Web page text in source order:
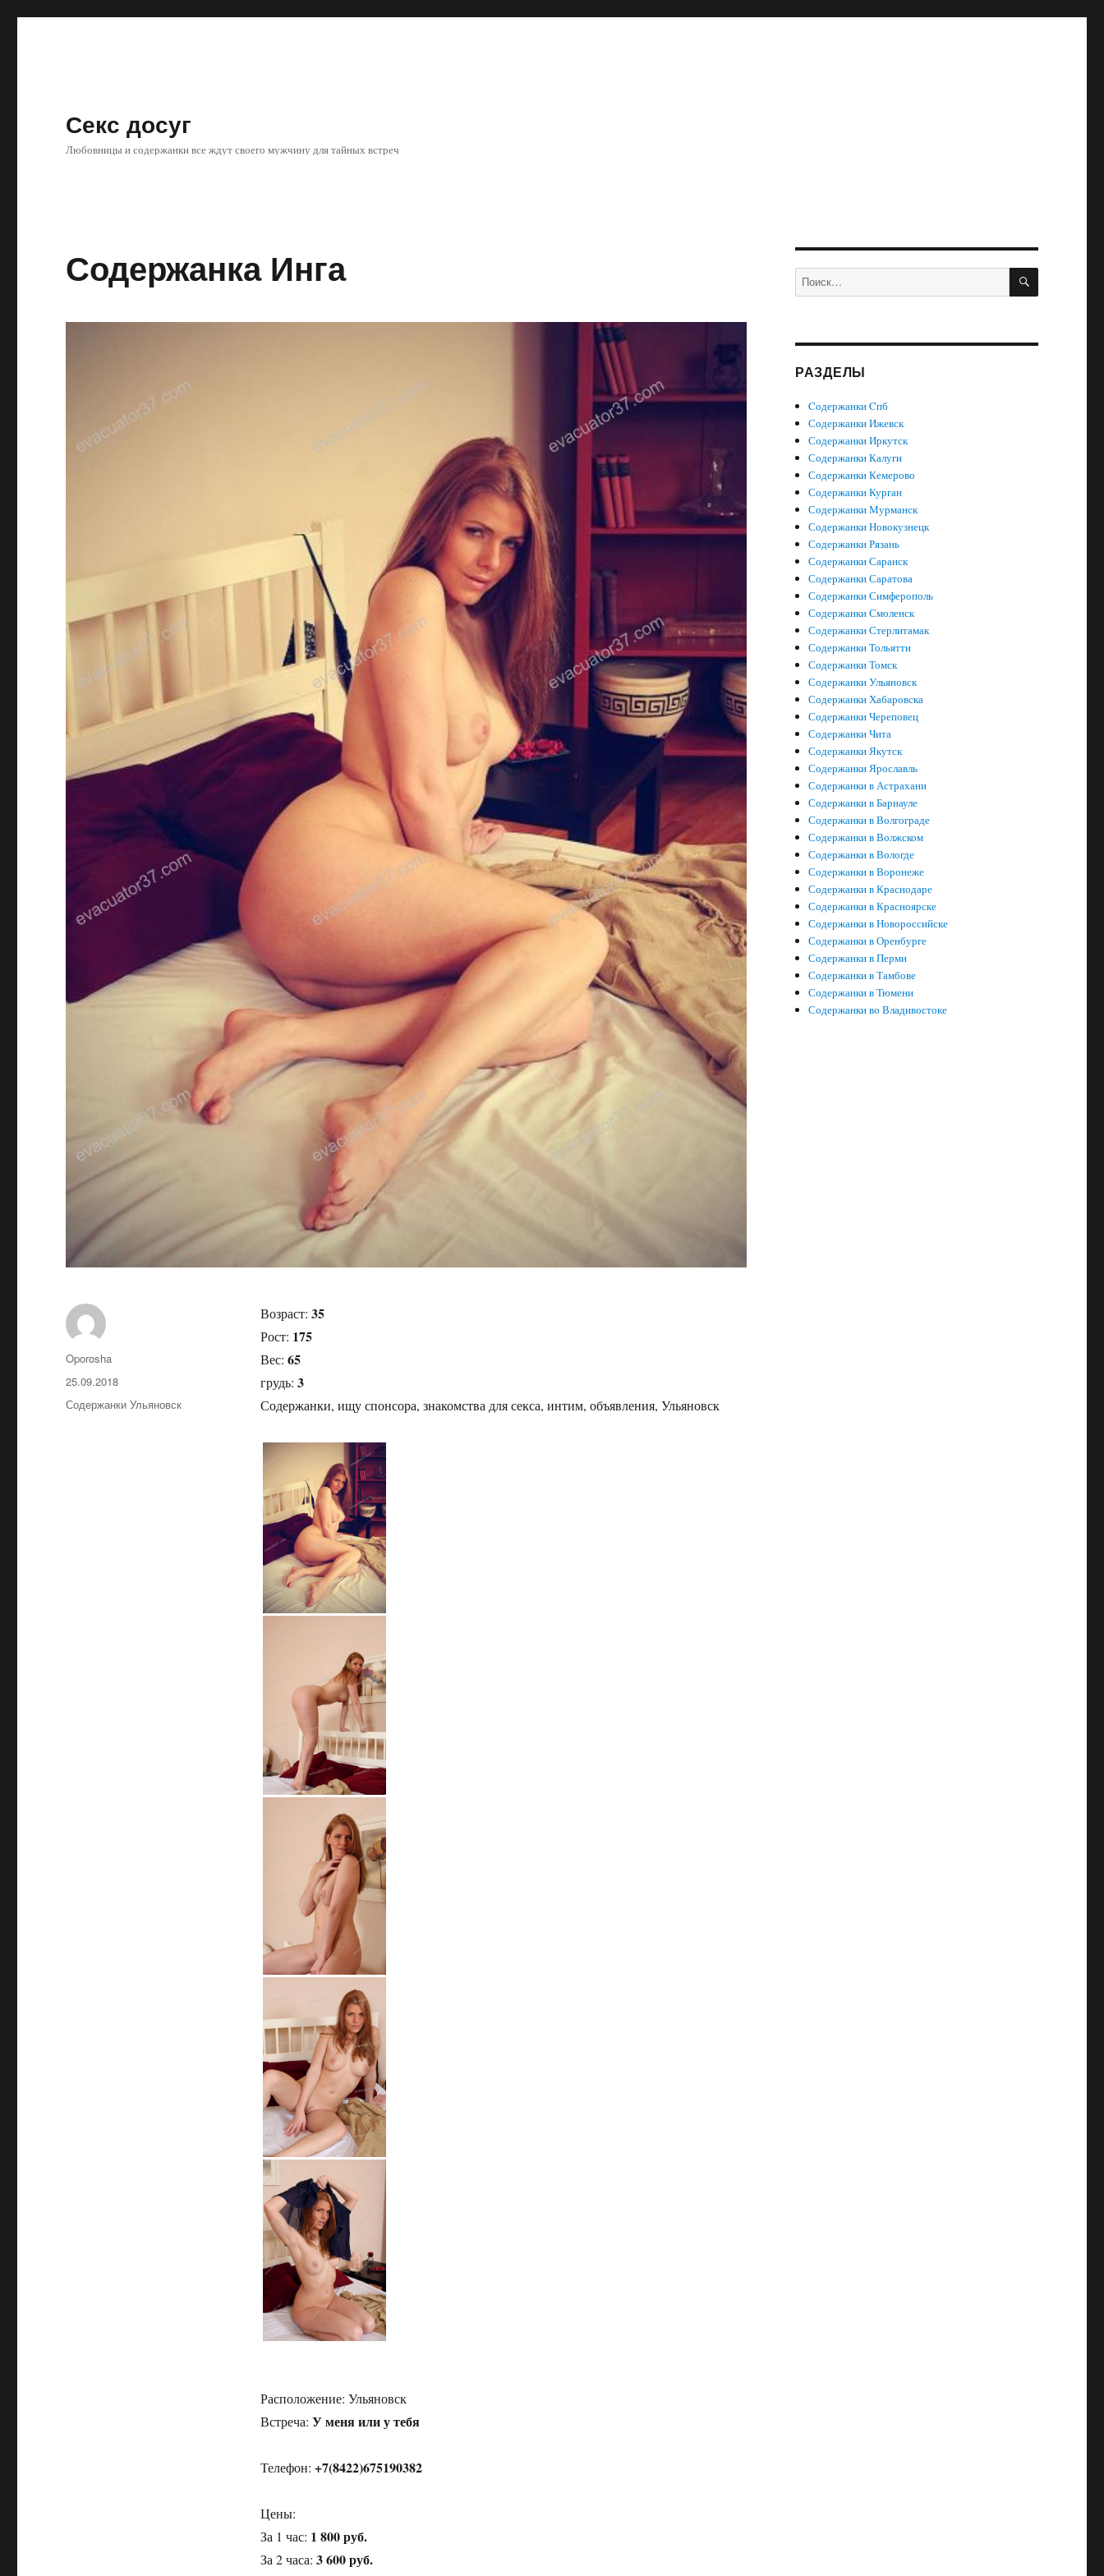
Секс досуг
Любовницы и содержанки все ждут своего мужчину для тайных встреч
Содержанка Инга
Возраст: 35
Рост: 175
Вес: 65
грудь: 3
Содержанки, ищу спонсора, знакомства для секса, интим, объявления, Ульяновск
Расположение: Ульяновск
Встреча: У меня или у тебя
Телефон: +7(8422)675190382
Цены:
За 1 час: 1 800 руб.
За 2 часа: 3 600 руб.
Автор
Oporosha
Опубликовано
25.09.2018
Рубрики
Содержанки Ульяновск
Искать: ПОИСК
РАЗДЕЛЫ
Cодержанки Cпб
Содержанки Ижевск
Содержанки Иркутск
Содержанки Калуги
Содержанки Кемерово
Содержанки Курган
Содержанки Мурманск
Содержанки Новокузнецк
Содержанки Рязань
Содержанки Саранск
Содержанки Саратова
Содержанки Симферополь
Содержанки Смоленск
Содержанки Стерлитамак
Содержанки Тольятти
Содержанки Томск
Содержанки Ульяновск
Содержанки Хабаровска
Содержанки Череповец
Содержанки Чита
Содержанки Якутск
Содержанки Ярославль
Содержанки в Астрахани
Содержанки в Барнауле
Содержанки в Волгограде
Содержанки в Волжском
Содержанки в Вологде
Содержанки в Воронеже
Содержанки в Краснодаре
Содержанки в Красноярске
Содержанки в Новороссийске
Содержанки в Оренбурге
Содержанки в Перми
Содержанки в Тамбове
Содержанки в Тюмени
Содержанки во Владивостоке